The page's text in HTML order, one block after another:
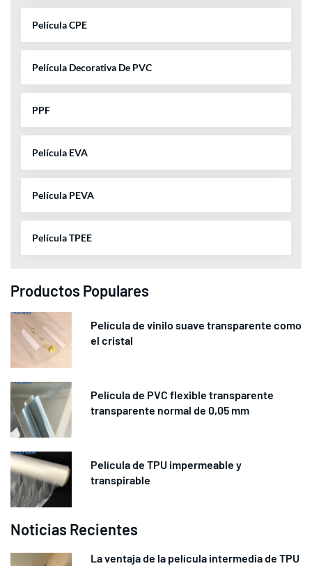
Película CPE
Película Decorativa De PVC
PPF
Película EVA
Película PEVA
Película TPEE
Productos Populares
Película de vinilo suave transparente como
el cristal
Película de PVC flexible transparente
transparente normal de 0,05 mm
Película de TPU impermeable y
transpirable
Noticias Recientes
La ventaja de la película intermedia de TPU